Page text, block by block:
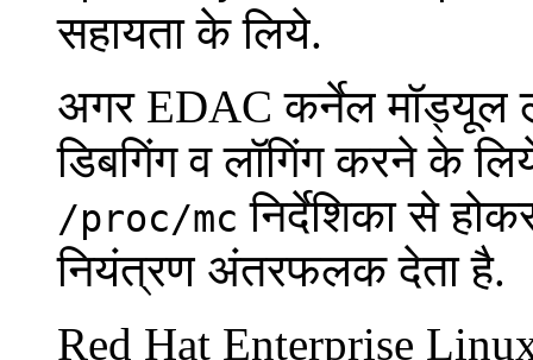
सहायता के लिये.
अगर EDAC कर्नेल मॉड्यूल
डिबगिंग व लॉगिंग करने के
/proc/mc निर्देशिका से
नियंत्रण अंतरफलक देता है.
Red Hat Enterprise